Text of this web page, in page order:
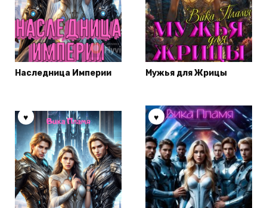
Наследница Империи Мужья для Жрицы